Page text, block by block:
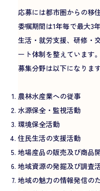
応募には都市圏からの移
委嘱期間は1年毎で最大3
生活・就労支援、研修・
ート体制を整えています。
募集分野は以下になります
農林水産業への従事
水源保全・監視活動
環境保全活動
住民生活の支援活動
地場産品の販売及び商品
地域資源の発掘及び調査
地域の魅力の情報発信の